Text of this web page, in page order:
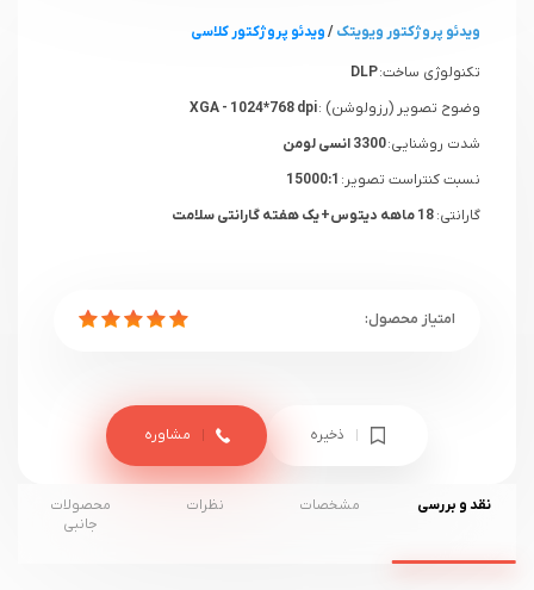
ویدئو پروژکتور ویویتک/ویدئو پروژکتور کلاسی
تکنولوژی ساخت:DLP
وضوح تصویر (رزولوشن) :
شدت روشنایی:3300 انسی لومن
نسبت کنتراست تصویر:
گارانتی:
ذخیره مشاوره
نقد و بررسی مشخصات نظرات
محصولات
جانبی